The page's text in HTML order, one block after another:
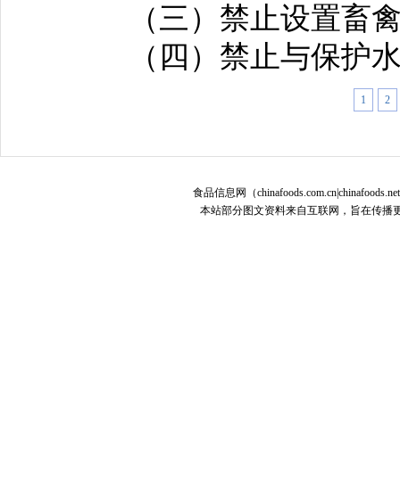
（三）禁止设置畜禽
（四）禁止与保护水
1 2
食品信息网（
本站部分图文资料来自互联网，旨在传播